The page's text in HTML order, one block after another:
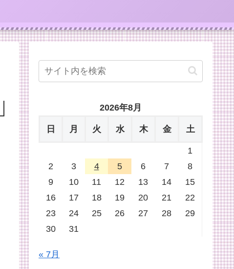
2026年8月
日 月 火 水 木 金 土
1
2
3 4 5 6 7
8
9
10 11 12 13 14
15
16
17 18 19 20 21
22
23
24 25 26 27 28
29
30
31
« 7月